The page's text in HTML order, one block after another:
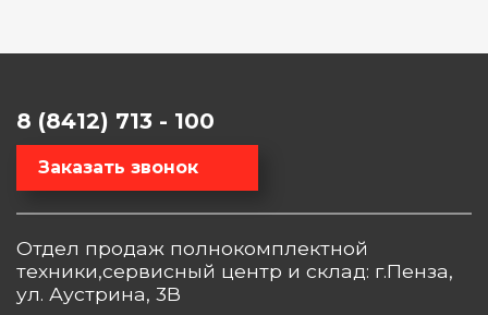
8 (8412) 713 - 100
Заказать звонок
Отдел продаж полнокомплектной
техники,сервисный центр и склад: г.Пенза,
ул. Аустрина, 3В